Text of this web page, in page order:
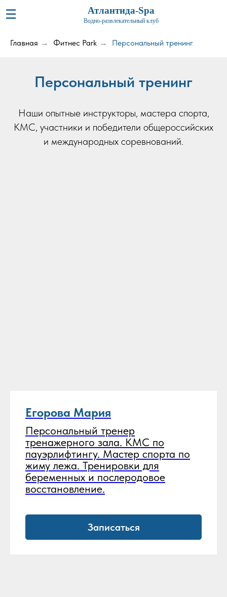
☰ Атлантида-Spa
Водно-развлекательный клуб
Главная → Фитнес Park → Персональный тренинг
Персональный тренинг
Наши опытные инструкторы, мастера спорта,
КМС, участники и победители общероссийских
и международных соревнований.
Егорова Мария
Персональный тренер
тренажерного зала. КМС по
пауэрлифтингу. Мастер спорта по
жиму лежа. Тренировки для
беременных и послеродовое
восстановление.
Записаться